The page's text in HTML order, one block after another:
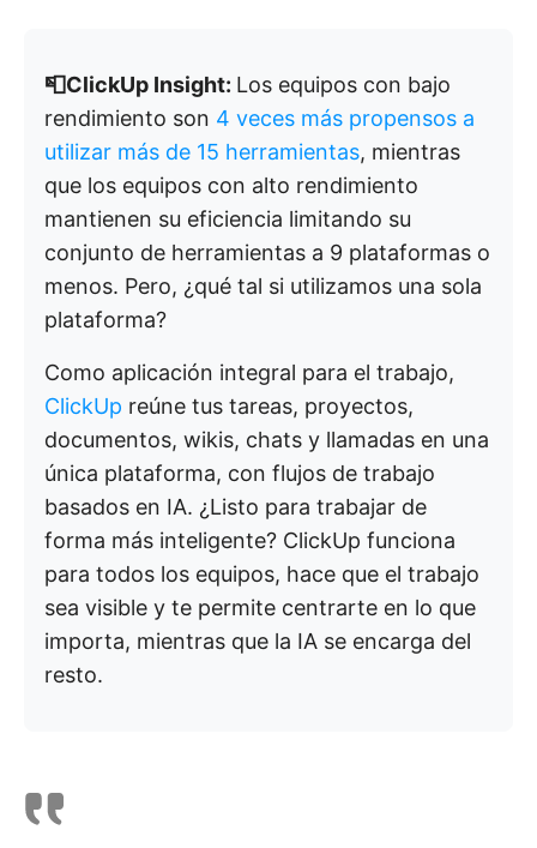
📮ClickUp Insight: Los equipos con bajo
rendimiento son 4 veces más propensos a
utilizar más de 15 herramientas, mientras
que los equipos con alto rendimiento
mantienen su eficiencia limitando su
conjunto de herramientas a 9 plataformas o
menos. Pero, ¿qué tal si utilizamos una sola
plataforma?
Como aplicación integral para el trabajo,
ClickUp reúne tus tareas, proyectos,
documentos, wikis, chats y llamadas en una
única plataforma, con flujos de trabajo
basados en IA. ¿Listo para trabajar de
forma más inteligente? ClickUp funciona
para todos los equipos, hace que el trabajo
sea visible y te permite centrarte en lo que
importa, mientras que la IA se encarga del
resto.